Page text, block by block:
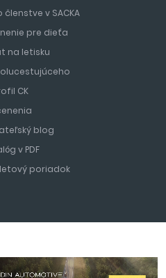
v SACKA
pre dieťa
na letisku
CK
blog
v PDF
poriadok